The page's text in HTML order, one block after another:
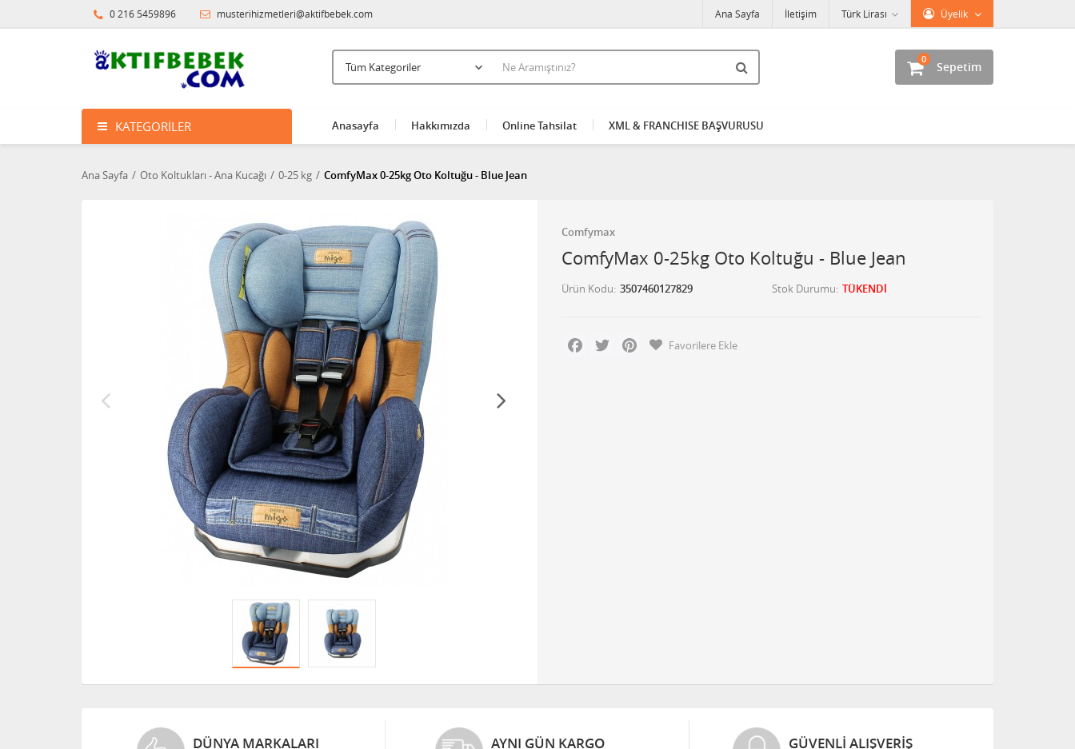
0 216 5459896 musterihizmetleri@aktifbebek.com Üyelik
Türk Lirası
Ana Sayfa İletişim
Sepetim
0
KATEGORILER Anasayfa Hakkımızda Online Tahsilat XML & FRANCHISE BAŞVURUSU
Ana Sayfa Oto Koltukları - Ana Kucağı 0-25 kg ComfyMax 0-25kg Oto Koltuğu - Blue Jean
Comfymax
ComfyMax 0-25kg Oto Koltuğu - Blue Jean
Ürün Kodu 3507460127829 Stok Durumu TÜKENDİ
Facebook
Twitter PinterestFavorilere Ekle
DÜNYA MARKALARI AYNI GÜN KARGO GÜVENLI ALIŞVERIŞ